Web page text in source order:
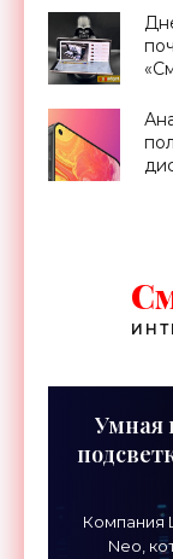
Умная
Компания
Neo,